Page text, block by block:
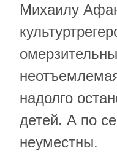
Михаилу
надолго
детей. А по
неуместны.